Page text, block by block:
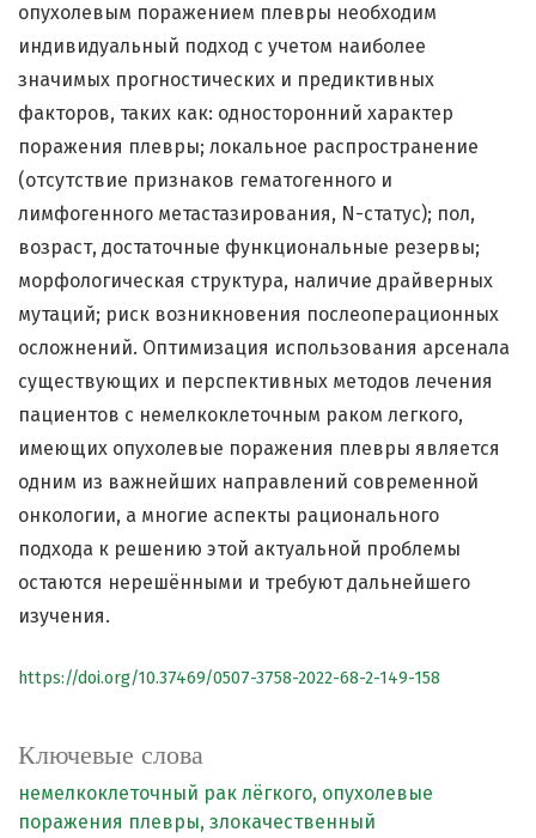
Ключевые слова
немелкоклеточный рак лёгкого, опухолевые
поражения плевры, злокачественный
опухолевым поражением плевры необходим
индивидуальный подход с учетом наиболее
значимых прогностических и предиктивных
факторов, таких как: односторонний характер
поражения плевры; локальное распространение
(отсутствие признаков гематогенного и
лимфогенного метастазирования, N-статус); пол,
возраст, достаточные функциональные резервы;
морфологическая структура, наличие драйверных
мутаций; риск возникновения послеоперационных
осложнений. Оптимизация использования арсенала
существующих и перспективных методов лечения
пациентов с немелкоклеточным раком легкого,
имеющих опухолевые поражения плевры является
одним из важнейших направлений современной
онкологии, а многие аспекты рационального
подхода к решению этой актуальной проблемы
остаются нерешёнными и требуют дальнейшего
изучения.
https://doi.org/10.37469/0507-3758-2022-68-2-149-158